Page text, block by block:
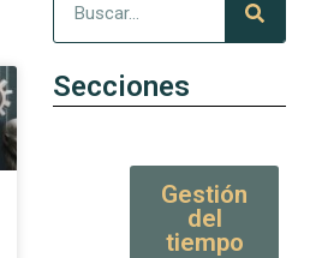
Secciones
Gestión
del
tiempo